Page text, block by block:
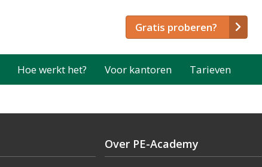
Gratis proberen?
Hoe werkt het? Voor kantoren Tarieven
Over PE-Academy